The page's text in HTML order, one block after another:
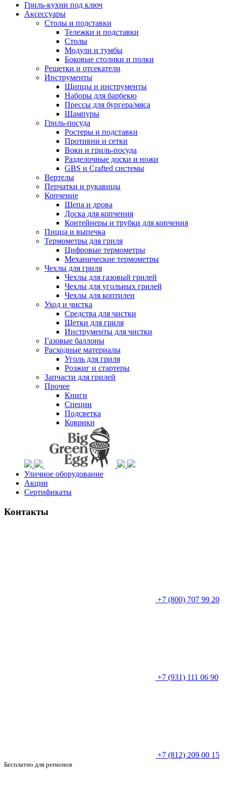
Гриль-кухни под ключ
Аксессуары
Столы и подставки
Тележки и подставки
Столы
Модули и тумбы
Боковые столики и полки
Решетки и отсекатели
Инструменты
Щипцы и инструменты
Наборы для барбекю
Прессы для бургера/мяса
Шампуры
Гриль-посуда
Ростеры и подставки
Противни и сетки
Воки и гриль-посуда
Разделочные доски и ножи
GBS и Crafted системы
Вертелы
Перчатки и рукавицы
Копчение
Щепа и дрова
Доска для копчения
Контейнеры и трубки для копчения
Пицца и выпечка
Термометры для гриля
Цифровые термометры
Механические термометры
Чехлы для гриля
Чехлы для газовый грилей
Чехлы для угольных грилей
Чехлы для коптилен
Уход и чистка
Средства для чистки
Щетки для гриля
Инструменты для чистки
Газовые баллоны
Расходные материалы
Уголь для гриля
Розжиг и стартеры
Запчасти для грилей
Прочее
Книги
Специи
Подсветка
Коврики
Уличное оборудование
Акции
Сертификаты
Контакты
+7 (800) 707 99 20
+7 (931) 111 06 90
+7 (812) 209 00 15
Бесплатно для регионов